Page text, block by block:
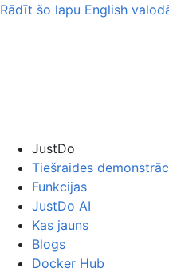
Rādīt šo lapu English
JustDo
Tiešraides
Funkcijas
JustDo AI
Kas jauns
Blogs
Docker Hub